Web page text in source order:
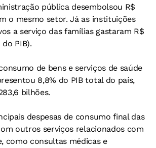
pública desembolsou R$
o mesmo setor. Já as instituições
a serviço das famílias gastaram R$
do PIB).
de bens e serviços de saúde
8,8% do PIB total do país,
bilhões.
despesas de consumo final das
outros serviços relacionados com
como consultas médicas e